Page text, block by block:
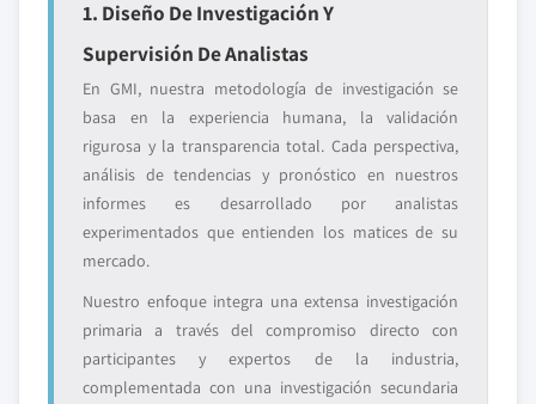
1. Diseño De Investigación Y
Supervisión De Analistas
En GMI, nuestra metodología de investigación se
basa en la experiencia humana, la validación
rigurosa y la transparencia total. Cada perspectiva,
análisis de tendencias y pronóstico en nuestros
informes es desarrollado por analistas
experimentados que entienden los matices de su
mercado.
Nuestro enfoque integra una extensa investigación
primaria a través del compromiso directo con
participantes y expertos de la industria,
complementada con una investigación secundaria